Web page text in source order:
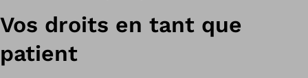
Vos droits en tant que
patient